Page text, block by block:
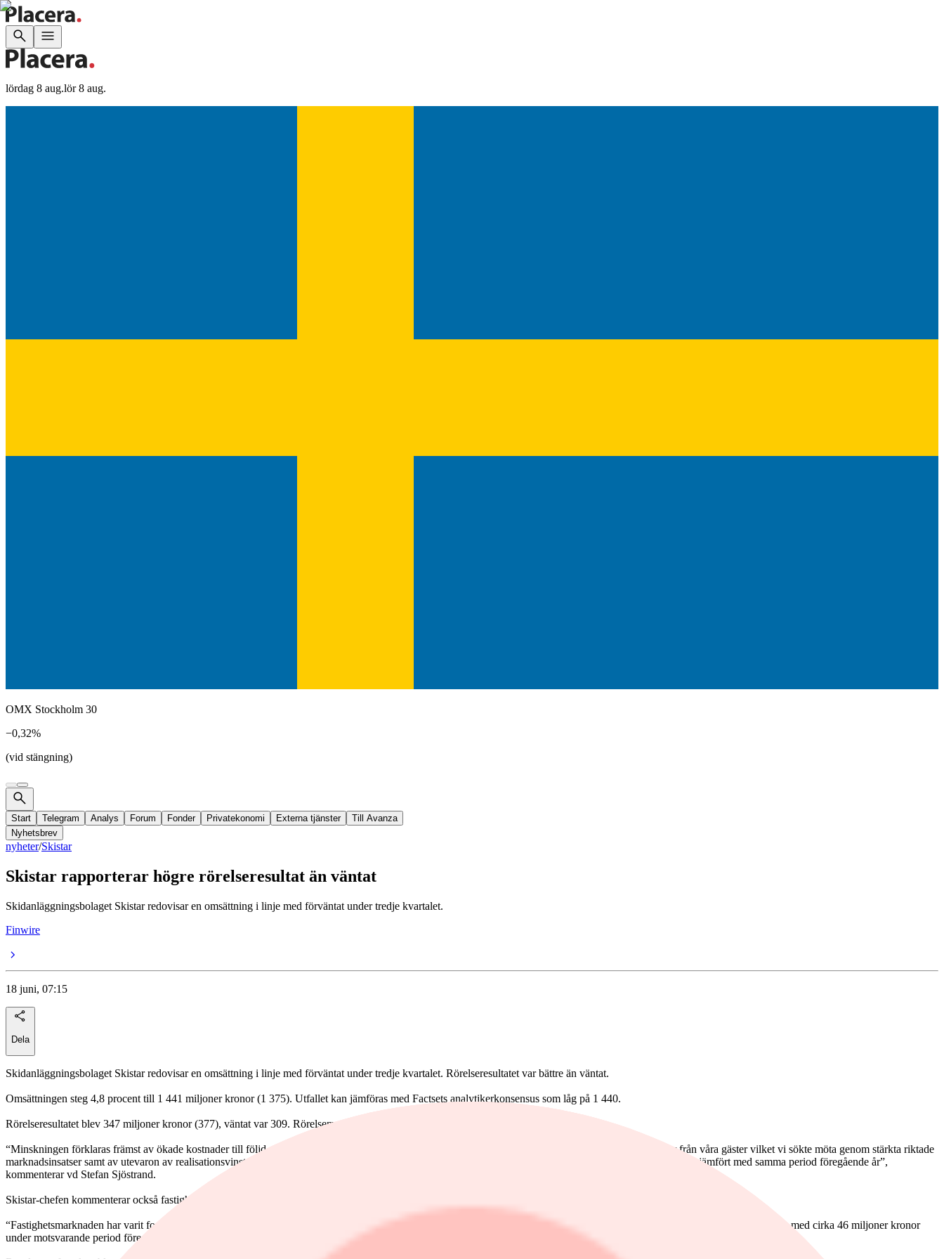
lördag 8 aug.lör 8 aug.
OMX Stockholm 30
−0,32%
(vid stängning)
Start Telegram Analys Forum Fonder Privatekonomi Externa tjänster
Till Avanza
Nyhetsbrev
nyheter/Skistar
Skistar rapporterar högre rörelseresultat än väntat
Skidanläggningsbolaget Skistar redovisar en omsättning i linje med förväntat under tredje kvartalet.
Finwire
18 juni, 07:15
Dela
Skidanläggningsbolaget Skistar redovisar en omsättning i linje med förväntat under tredje kvartalet. Rörelseresultatet var bättre än väntat.
Omsättningen steg 4,8 procent till 1 441 miljoner kronor (1 375). Utfallet kan jämföras med Factsets analytikerkonsensus som låg på 1 440.
Rörelseresultatet blev 347 miljoner kronor (377), väntat var 309. Rörelsemarginalen var 24,1 procent (27,4).
“Minskningen förklaras främst av ökade kostnader till följd av högre priser på HVO-diesel och energi, av en påsk med viss avvaktan i antalet bokningar från våra gäster vilket vi sökte möta genom stärkta riktade
marknadsinsatser samt av utevaron av realisationsvinster under perioden. Justerat för rearesultat i exploateringstillgångar var rörelseresultatet dock oförändrat jämfört med samma period föregående år”,
kommenterar vd Stefan Sjöstrand.
Skistar-chefen kommenterar också fastighetsutvecklingen.
“Fastighetsmarknaden har varit fortsatt avvaktande under året. Under de tre första kvartalen har vi därför inte några redovisade realisationsvinster från fastighetsaffärer att jämföra med cirka 46 miljoner kronor
under motsvarande period föregående räkenskapsår”, säger Sjöstrand.